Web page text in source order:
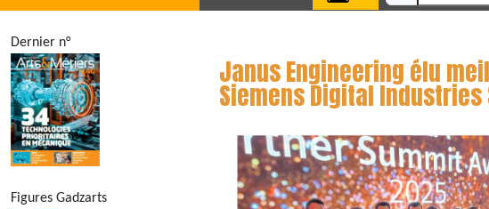
Dernier n°
Figures Gadzarts
Janus Engineering élu
Siemens Digital